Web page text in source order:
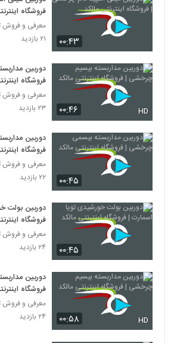
۰۰:۴۳
فروشگاه
معرفی و فروش
۲۱ بازدید
۰۰:۴۶ HD
دوربین
فروشگاه
معرفی و فروش
۲۳ بازدید
۰۰:۴۵
دوربین
فروشگاه
معرفی و فروش
۲۲ بازدید
۰۰:۴۵
دوربین بولت
فروشگاه
معرفی و فروش
۲۴ بازدید
۰۰:۵۸ HD
دوربین
فروشگاه
معرفی و فروش
۲۴ بازدید